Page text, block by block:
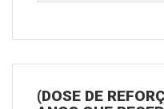
(DOSE DE